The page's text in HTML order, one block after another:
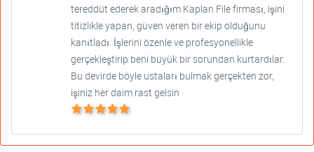
tereddüt ederek aradığım Kaplan File firması, işini
titizlikle yapan, güven veren bir ekip olduğunu
kanıtladı. İşlerini özenle ve profesyonellikle
gerçekleştirip beni büyük bir sorundan kurtardılar.
Bu devirde böyle ustaları bulmak gerçekten zor,
işiniz her daim rast gelsin